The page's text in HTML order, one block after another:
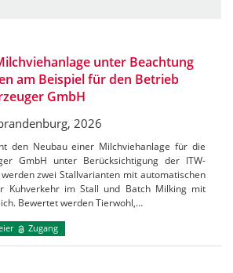
unter Beachtung
am Beispiel für den Betrieb
GmbH
2026
den Neubau einer Milchviehanlage für die
GmbH unter Berücksichtigung der ITW-
zwei Stallvarianten mit automatischen
Kuhverkehr im Stall und Batch Milking mit
Bewertet werden Tierwohl,…
Zugang